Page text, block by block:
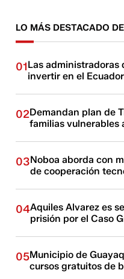
LO MÁS DESTACADO
01Las administradoras
invertir en el Ecuador
02Demandan plan de
familias vulnerables
03Noboa aborda con
de cooperación
04Aquiles Alvarez es
prisión por el Caso
05Municipio de
cursos gratuitos de